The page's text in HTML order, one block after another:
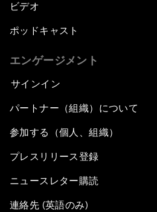
ビデオ
ポッドキャスト
エンゲージメント
サインイン
パートナー（組織）について
参加する（個人、組織）
プレスリリース登録
ニュースレター購読
連絡先 (英語のみ)